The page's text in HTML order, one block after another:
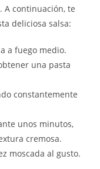
A continuación, te
deliciosa salsa:
a fuego medio.
una pasta
constantemente
unos minutos,
cremosa.
moscada al gusto.